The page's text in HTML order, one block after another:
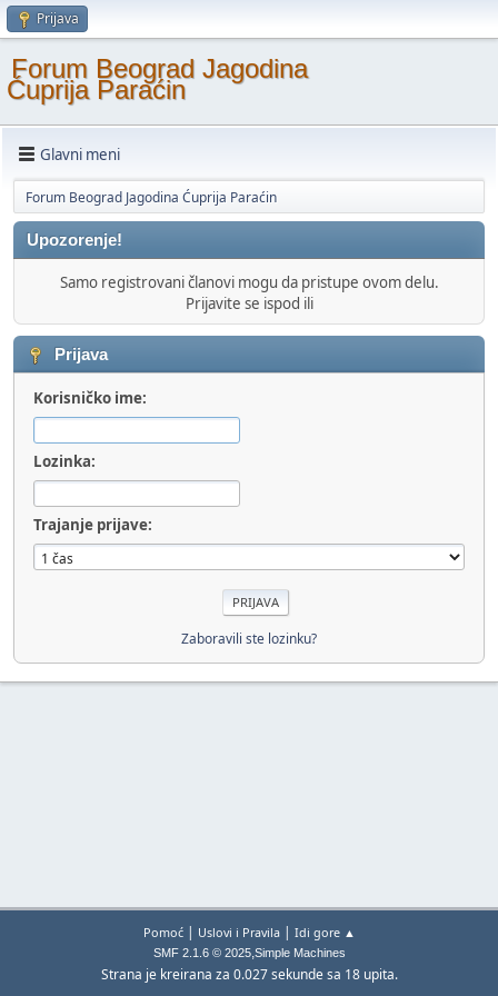
Prijava
Forum Beograd Jagodina
Ćuprija Paraćin
Glavni meni
Forum Beograd Jagodina Ćuprija Paraćin
Upozorenje!
Samo registrovani članovi mogu da pristupe ovom delu.
Prijavite se ispod ili
Prijava
Korisničko ime:
Lozinka:
Trajanje prijave:
Zaboravili ste lozinku?
Pomoć| Uslovi i Pravila| Idi gore ▲
SMF 2.1.6 © 2025,Simple Machines
Strana je kreirana za 0.027 sekunde sa 18 upita.